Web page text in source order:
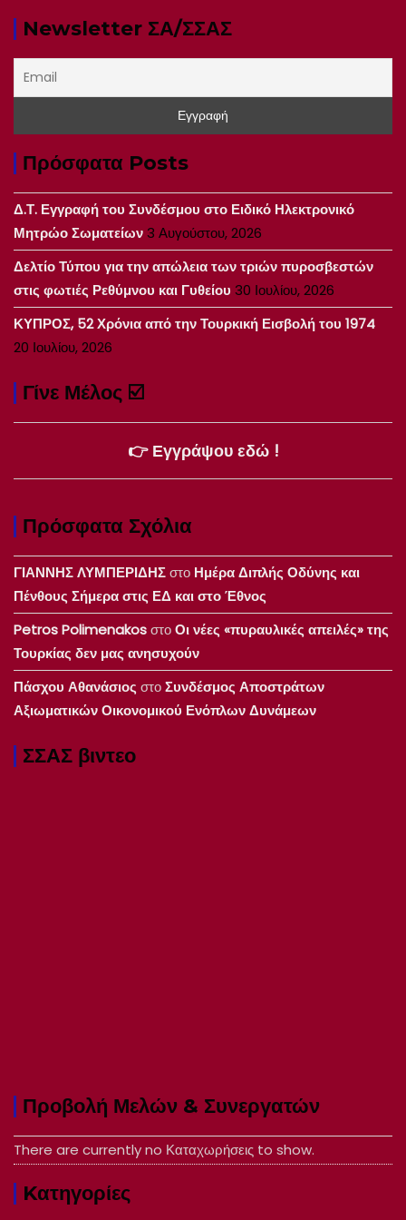
Newsletter ΣΑ/ΣΣΑΣ
Πρόσφατα Posts
Δ.Τ. Εγγραφή του Συνδέσμου στο Ειδικό Ηλεκτρονικό
Μητρώο Σωματείων3 Αυγούστου, 2026
Δελτίο Τύπου για την απώλεια των τριών πυροσβεστών
στις φωτιές Ρεθύμνου και Γυθείου 30 Ιουλίου, 2026
ΚΥΠΡΟΣ, 52 Χρόνια από την Τουρκική Εισβολή του 1974
20 Ιουλίου, 2026
Γίνε Μέλος ☑️
👉 Εγγράψου εδώ !
Πρόσφατα Σχόλια
ΓΙΑΝΝΗΣ ΛΥΜΠΕΡΙΔΗΣστο Ημέρα Διπλής Οδύνης και
Πένθους Σήμερα στις ΕΔ και στο Έθνος
Petros PolimenakosστοΟι νέες «πυραυλικές απειλές» της
Τουρκίας δεν μας ανησυχούν
Πάσχου Αθανάσιος στοΣυνδέσμος Αποστράτων
Αξιωματικών Οικονομικού Ενόπλων Δυνάμεων
ΣΣΑΣ βιντεο
Προβολή Μελών & Συνεργατών
There are currently no Καταχωρήσεις to show.
Kατηγορίες